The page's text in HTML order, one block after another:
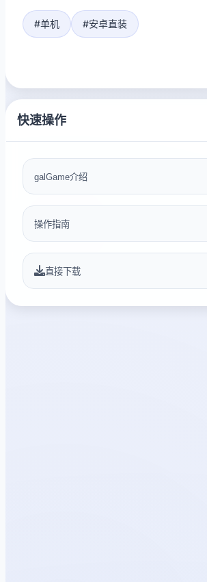
#单机 #安卓直装
快速操作
galGame介绍
操作指南
直接下载